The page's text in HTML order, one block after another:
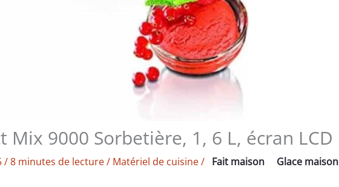
Mix 9000 Sorbetière, 1, 6 L, écran LCD
/8 minutes de lecture/ Matériel de cuisine/ Fait maison Glace maison